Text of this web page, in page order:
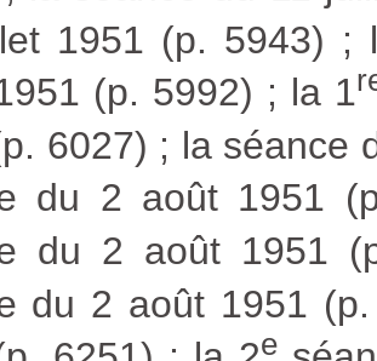
1951 (p. 5943) ;
(p. 5992) ; la 1
6027) ; la séance
du 2 août 1951
du 2 août 1951
du 2 août 1951
e